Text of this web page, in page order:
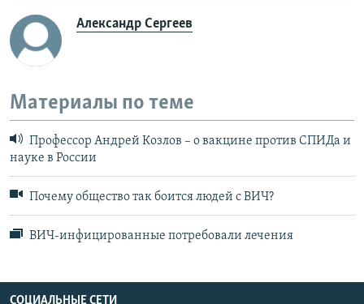
Александр Сергеев
Материалы по теме
Профессор Андрей Козлов – о вакцине против СПИДа и
науке в России
Почему общество так боится людей с ВИЧ?
ВИЧ-инфицированные потребовали лечения
СОЦИАЛЬНЫЕ СЕТИ